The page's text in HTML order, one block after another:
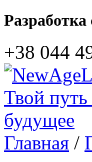
+38 044‎
Главная /